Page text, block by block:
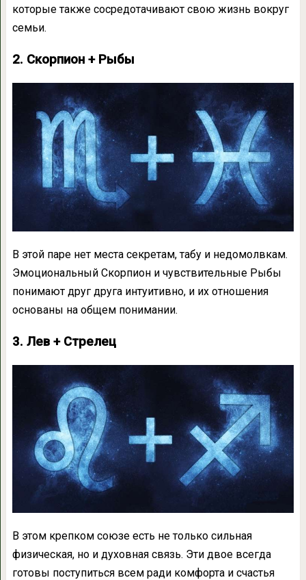
которые также сосредотачивают свою жизнь вокруг
семьи.
2. Скорпион + Рыбы
В этой паре нет места секретам, табу и недомолвкам.
Эмоциональный Скорпион и чувствительные Рыбы
понимают друг друга интуитивно, и их отношения
основаны на общем понимании.
3. Лев + Стрелец
В этом крепком союзе есть не только сильная
физическая, но и духовная связь. Эти двое всегда
готовы поступиться всем ради комфорта и счастья